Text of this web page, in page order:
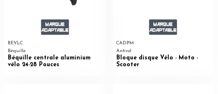
BEVLC
Béquille
Béquille centrale aluminium
vélo 24-28 Pouces
CADPM
Antivol
Bloque disque Vélo - Moto -
Scooter